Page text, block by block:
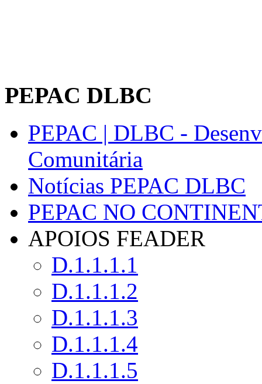
PEPAC DLBC
PEPAC | DLBC -
Comunitária
Notícias PEPAC DLBC
PEPAC NO
APOIOS FEADER
D.1.1.1.1
D.1.1.1.2
D.1.1.1.3
D.1.1.1.4
D.1.1.1.5